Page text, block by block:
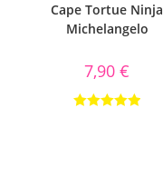
Cape Tortue Ninja
Michelangelo
7,90€